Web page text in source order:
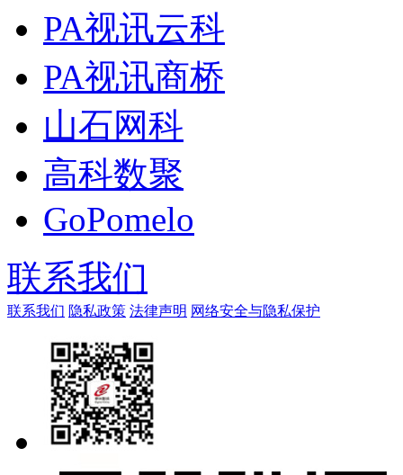
PA视讯云科
PA视讯商桥
山石网科
高科数聚
GoPomelo
联系我们
联系我们 隐私政策 法律声明 网络安全与隐私保护